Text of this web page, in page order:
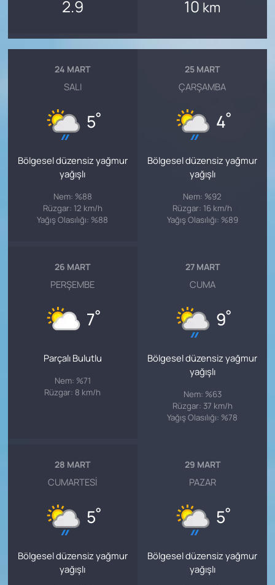
2.9 10 km
24 MART
SALI
5°
Bölgesel düzensiz yağmur
yağışlı
Nem: %88
Rüzgar: 12 km/h
Yağış Olasılığı: %88
25 MART
ÇARŞAMBA
4°
Bölgesel düzensiz yağmur
yağışlı
Nem: %92
Rüzgar: 16 km/h
Yağış Olasılığı: %89
26 MART
PERŞEMBE
7°
Parçalı Bulutlu
Nem: %71
Rüzgar: 8 km/h
27 MART
CUMA
9°
Bölgesel düzensiz yağmur
yağışlı
Nem: %63
Rüzgar: 37 km/h
Yağış Olasılığı: %78
28 MART
CUMARTESI
5°
Bölgesel düzensiz yağmur
yağışlı
29 MART
PAZAR
5°
Bölgesel düzensiz yağmur
yağışlı